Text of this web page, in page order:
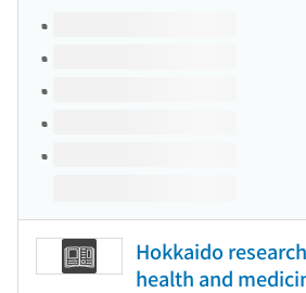
このタイトルの巻号
Hokkaido
health and